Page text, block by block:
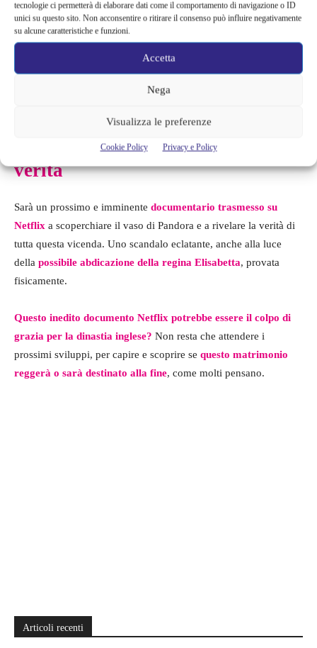
tecnologie ci permetterà di elaborare dati come il comportamento di navigazione o ID
unici su questo sito. Non acconsentire o ritirare il consenso può influire negativamente
su alcune caratteristiche e funzioni.
Accetta
Nega
Visualizza le preferenze
Cookie Policy Privacy e Policy
Il documentario che svela tutta la
verità
Sarà un prossimo e imminente documentario trasmesso su
Netflix a scoperchiare il vaso di Pandora e a rivelare la verità di
tutta questa vicenda. Uno scandalo eclatante, anche alla luce
della possibile abdicazione della regina Elisabetta, provata
fisicamente.
Questo inedito documento Netflix potrebbe essere il colpo di
grazia per la dinastia inglese? Non resta che attendere i
prossimi sviluppi, per capire e scoprire se questo matrimonio
reggerà o sarà destinato alla fine, come molti pensano.
Articoli recenti